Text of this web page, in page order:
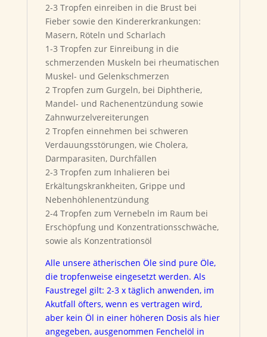
2-3 Tropfen einreiben in die Brust bei
Fieber sowie den Kindererkrankungen:
Masern, Röteln und Scharlach
1-3 Tropfen zur Einreibung in die
schmerzenden Muskeln bei rheumatischen
Muskel- und Gelenkschmerzen
2 Tropfen zum Gurgeln, bei Diphtherie,
Mandel- und Rachen­entzündung sowie
Zahnwurzelvereiterungen
2 Tropfen einnehmen bei schweren
Verdauungsstörungen, wie Cholera,
Darmparasiten, Durchfällen
2-3 Tropfen zum Inhalieren bei
Erkältungskrankheiten, Grippe und
Nebenhöhlenentzündung
2-4 Tropfen zum Vernebeln im Raum bei
Erschöpfung und Kon­zentrationsschwäche,
sowie als Konzentrationsöl
Alle unsere ätherischen Öle sind pure Öle,
die tropfenweise eingesetzt werden. Als
Faustregel gilt: 2-3 x täglich anwenden, im
Akutfall öfters, wenn es vertragen wird,
aber kein Öl in einer höheren Dosis als hier
angegeben, ausgenommen Fenchelöl in